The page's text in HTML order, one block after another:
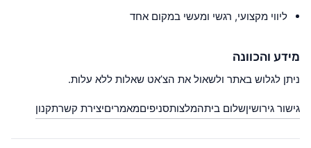
ליווי מקצועי, רגשי ומעשי במקום אחד
מידע והכוונה
ניתן לגלוש באתר ולשאול את הצ’אט שאלות ללא עלות.
גישור גירושיןשלום ביתהמלצותסניפיםמאמריםיצירת קשרתקנון